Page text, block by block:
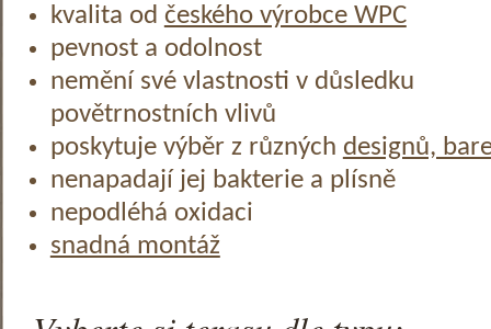
kvalita od českého výrobce WPC
pevnost a odolnost
nemění své vlastnosti v důsledku
povětrnostních vlivů
poskytuje výběr z různých designů,
nenapadají jej bakterie a plísně
nepodléhá oxidaci
snadná montáž